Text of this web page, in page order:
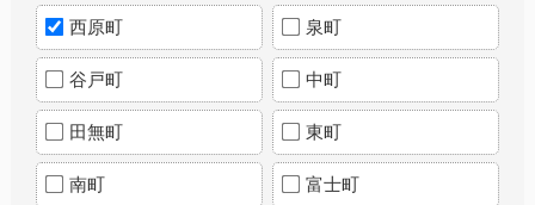
西原町 泉町
谷戸町 中町
田無町 東町
南町 富士町